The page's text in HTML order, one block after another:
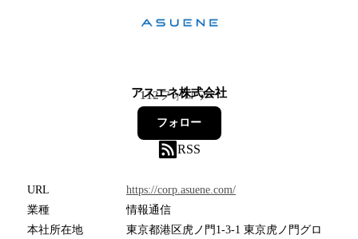
アスエネ株式会社
112フォロワー
フォロー
RSS
URL
https://corp.asuene.com/
業種
情報通信
本社所在地
東京都港区虎ノ門1-3-1 東京虎ノ門グロ